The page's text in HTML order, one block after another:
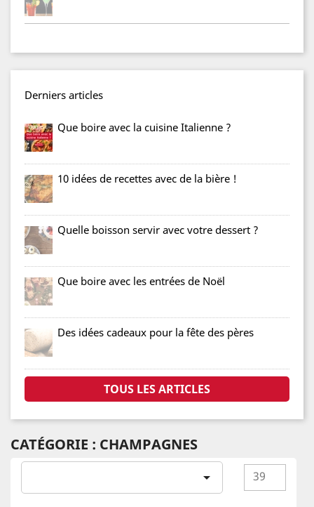
Derniers articles
Que boire avec la cuisine Italienne ?
10 idées de recettes avec de la bière !
Quelle boisson servir avec votre dessert ?
Que boire avec les entrées de Noël
Des idées cadeaux pour la fête des pères
TOUS LES ARTICLES
CATÉGORIE : CHAMPAGNES
 39